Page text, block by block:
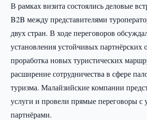
В рамках визита состоялись деловые
B2B между представителями
двух стран. В ходе переговоров
установления устойчивых партнёрских
проработка новых туристических
расширение сотрудничества в сфере
туризма. Малайзийские компании
услуги и провели прямые переговоры с
партнёрами.